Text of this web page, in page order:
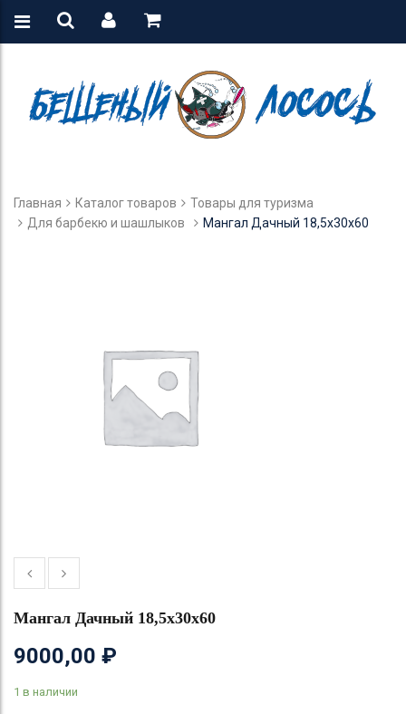
Главная Каталог товаров
Товары для туризма
Для барбекю и шашлыков
Мангал Дачный 18,5х30х60
Мангал Дачный 18,5х30х60
9000,00 ₽
1 в наличии